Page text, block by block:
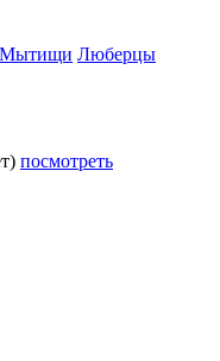
Мытищи Люберцы
посмотреть